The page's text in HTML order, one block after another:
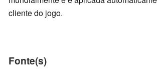
cliente do jogo.
Fonte(s)